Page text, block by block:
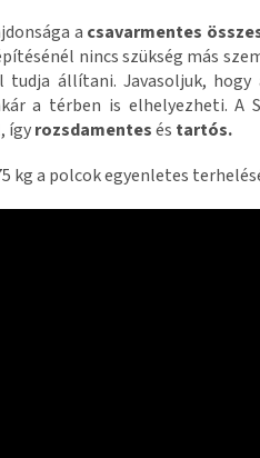
a csavarmentes
nincs szükség más
tudja állítani. Javasoljuk,
a térben is elhelyezheti. A
ígyrozsdamentesés tartós.
kg a polcok egyenletes